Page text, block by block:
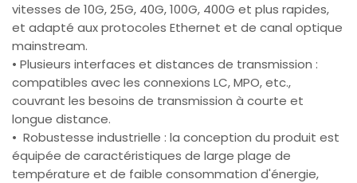
vitesses de 10G, 25G, 40G, 100G, 400G et plus rapides,
et adapté aux protocoles Ethernet et de canal optique
mainstream.
• Plusieurs interfaces et distances de transmission :
compatibles avec les connexions LC, MPO, etc.,
couvrant les besoins de transmission à courte et
longue distance.
• Robustesse industrielle : la conception du produit est
équipée de caractéristiques de large plage de
température et de faible consommation d'énergie,